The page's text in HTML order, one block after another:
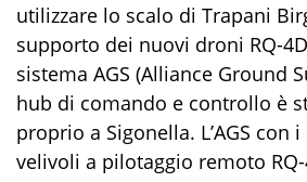
utilizzare lo scalo di Trapani
supporto dei nuovi droni RQ-4D
sistema AGS (Alliance Ground S
hub di comando e controllo è
proprio a Sigonella. L’AGS con
velivoli a pilotaggio remoto